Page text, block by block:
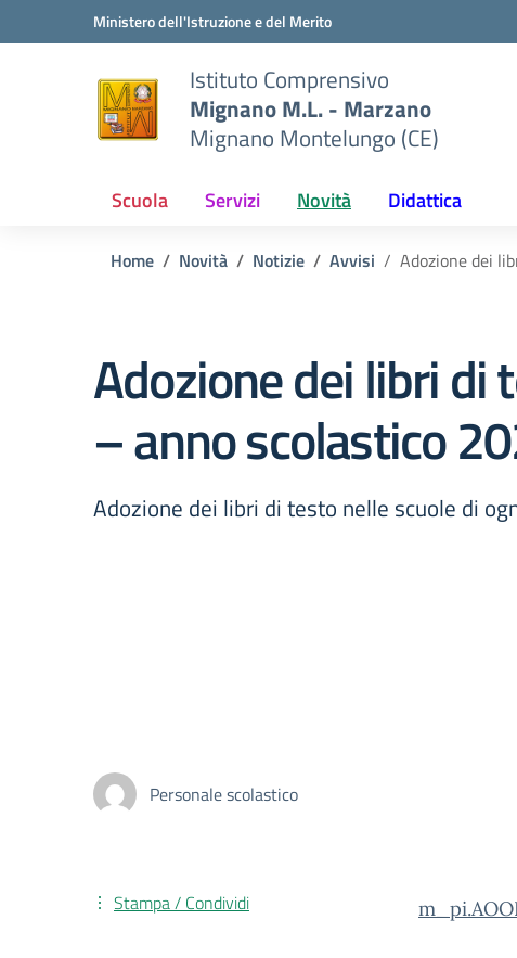
Vai ai contenuti
Vai al menu di navigazioneMinistero dell'Istruzione e del Merito
Istituto Comprensivo
Mignano M.L. - Marzano
Mignano Montelungo (CE)
Scuola Servizi Novità Didattica
Home Novità Notizie Avvisi Adozione dei
Adozione dei libri di
– anno scolastico
Adozione dei libri di testo nelle scuole di
Personale scolastico
Stampa / Condividi